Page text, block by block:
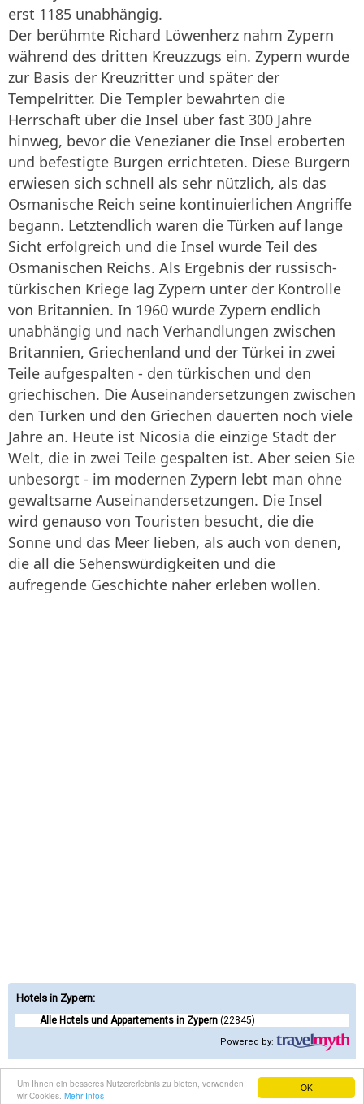
OK
Um Ihnen ein besseres Nutzererlebnis zu bieten, verwenden
wir Cookies. Mehr Infos
erst 1185 unabhängig.
Der berühmte Richard Löwenherz nahm Zypern
während des dritten Kreuzzugs ein. Zypern wurde
zur Basis der Kreuzritter und später der
Tempelritter. Die Templer bewahrten die
Herrschaft über die Insel über fast 300 Jahre
hinweg, bevor die Venezianer die Insel eroberten
und befestigte Burgen errichteten. Diese Burgern
erwiesen sich schnell als sehr nützlich, als das
Osmanische Reich seine kontinuierlichen Angriffe
begann. Letztendlich waren die Türken auf lange
Sicht erfolgreich und die Insel wurde Teil des
Osmanischen Reichs. Als Ergebnis der russisch-
türkischen Kriege lag Zypern unter der Kontrolle
von Britannien. In 1960 wurde Zypern endlich
unabhängig und nach Verhandlungen zwischen
Britannien, Griechenland und der Türkei in zwei
Teile aufgespalten - den türkischen und den
griechischen. Die Auseinandersetzungen zwischen
den Türken und den Griechen dauerten noch viele
Jahre an. Heute ist Nicosia die einzige Stadt der
Welt, die in zwei Teile gespalten ist. Aber seien Sie
unbesorgt - im modernen Zypern lebt man ohne
gewaltsame Auseinandersetzungen. Die Insel
wird genauso von Touristen besucht, die die
Sonne und das Meer lieben, als auch von denen,
die all die Sehenswürdigkeiten und die
aufregende Geschichte näher erleben wollen.
Hotels in Zypern:
Alle Hotels und Appartements in Zypern (22845)
Powered by:
Contact us|Terms of Service|Privacy Policy